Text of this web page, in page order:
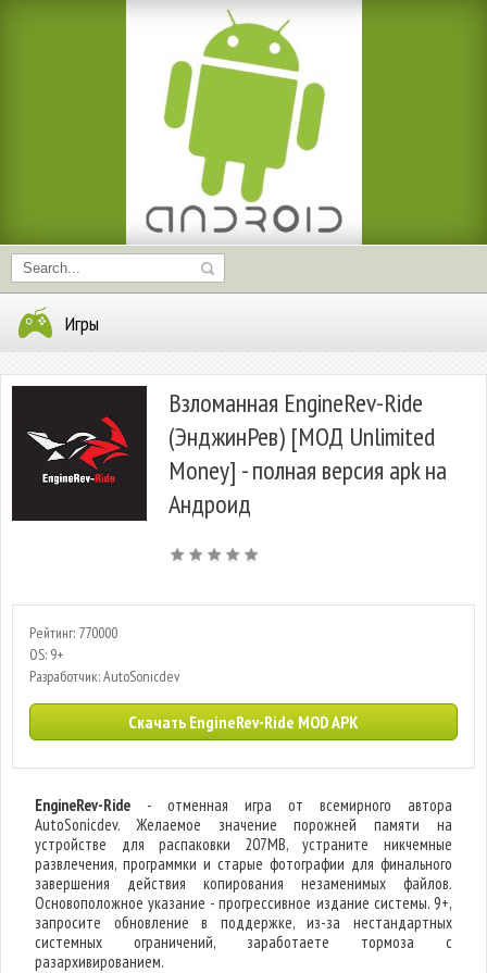
Игры
Взломанная EngineRev-Ride
(ЭнджинРев) [МОД Unlimited
Money] - полная версия apk на
Андроид
Рейтинг: 770000
OS: 9+
Разработчик: AutoSonicdev
Скачать EngineRev-Ride MOD APK
EngineRev-Ride - отменная игра от всемирного автора
AutoSonicdev. Желаемое значение порожней памяти на
устройстве для распаковки 207MB, устраните никчемные
развлечения, программки и старые фотографии для финального
завершения действия копирования незаменимых файлов.
Основоположное указание - прогрессивное издание системы. 9+,
запросите обновление в поддержке, из-за нестандартных
системных ограничений, заработаете тормоза с
разархивированием.